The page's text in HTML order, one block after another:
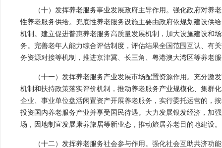
（十）发挥养老服务事业发展政府主导作用。强化政府对
性养老服务供给。兜底性养老服务设施主要由政府依规划建设供
机制。建立促进普惠养老服务高质量发展机制，加大设施建设和
务。完善老年人能力综合评估制度，评估结果全国范围互认、有
务资源对接等机制，推进京津冀、长三角、粤港澳大湾区等养老
（十一）发挥养老服务产业发展市场配置资源作用。充分
机制和扶持政策落实评价机制，推动养老服务产业规模化、集群
企业、事业单位盘活闲置资产开展养老服务，实行委托运营的，
投资国内养老服务产业并享受国民待遇。大力发展银发经济，加
场，因地制宜发展康养旅居等新业态，推动旅居养老目的地建设。
（十二）发挥养老服务社会参与作用。强化社会互助共济